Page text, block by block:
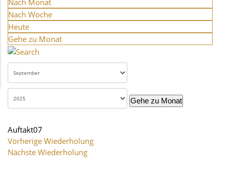
Nach Monat
Nach Woche
Heute
Gehe zu Monat
Gehe zu Monat
Auftakt07
Vorherige Wiederholung
Nächste Wiederholung